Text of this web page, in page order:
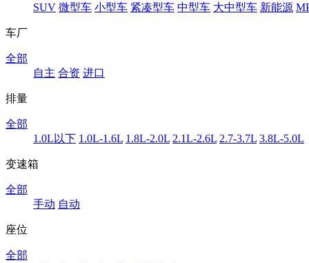
SUV 微型车 小型车 紧凑型车 中型车 大中型车 新能源
车厂
全部
自主 合资 进口
排量
全部
1.0L以下 1.0L-1.6L 1.8L-2.0L 2.1L-2.6L 2.7-3.7L 3.8L-5.0L
变速箱
全部
手动 自动
座位
全部